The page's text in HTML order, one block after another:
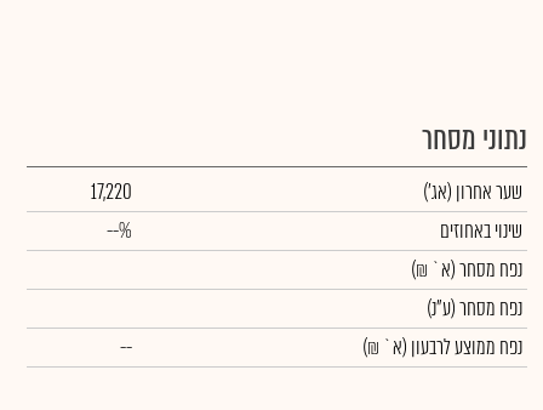
נתוני מסחר
שער אחרון (אג')
17,220
שינוי באחוזים
--%
נפח מסחר(א` ₪)
נפח מסחר(ע"נ)
נפח ממוצע לרבעון (א` ₪)
--